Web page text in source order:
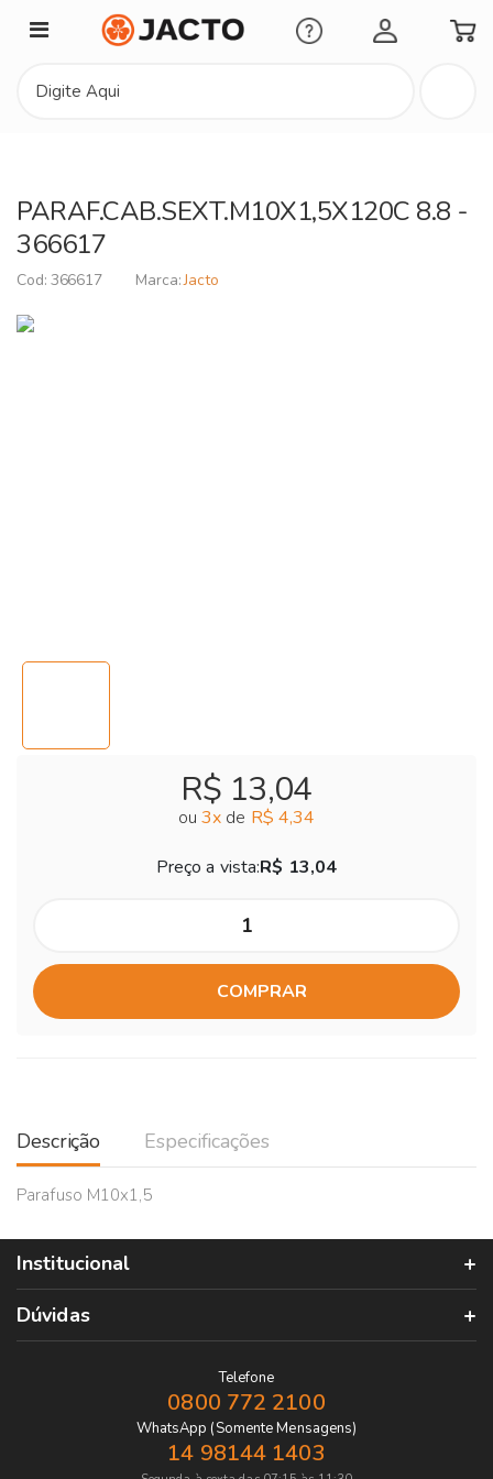
Minha Conta
PARAF.CAB.SEXT.M10X1,5X120C 8.8 -
366617
366617 Jacto
R$ 13,04
ou 3x de R$ 4,34
Preço a vista:R$ 13,04
COMPRAR
Descrição Especificações
Parafuso M10x1,5
Institucional
Dúvidas
Telefone
0800 772 2100
WhatsApp (Somente Mensagens)
14 98144 1403